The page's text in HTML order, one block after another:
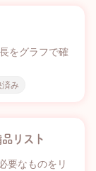
をグラフで確
済み
品リスト
要なものをリ